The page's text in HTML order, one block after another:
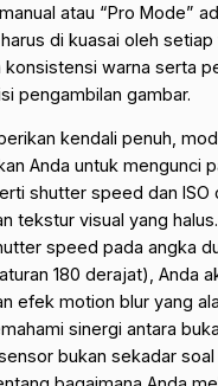
atau “Pro Mode”
di kuasai oleh
warna serta
pengambilan gambar.
kendali penuh,
Anda untuk mengunci
shutter speed dan ISO
tekstur visual yang
speed pada angka
180 derajat), Anda
efek motion blur yang
sinergi antara
bukan sekadar